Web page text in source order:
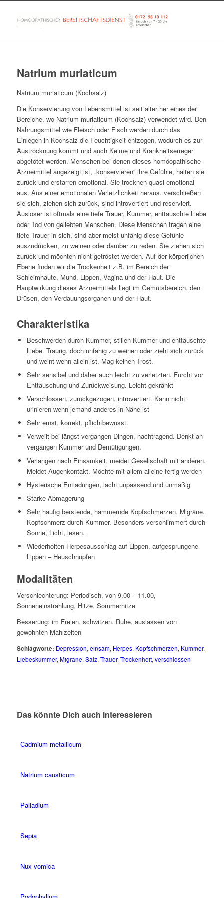
Natrium muriaticum
Natrium muriaticum (Kochsalz)
Die Konservierung von Lebensmittel ist seit alter her eines der
Bereiche, wo Natrium muriaticum (Kochsalz) verwendet wird. Den
Nahrungsmittel wie Fleisch oder Fisch werden durch das
Einlegen in Kochsalz die Feuchtigkeit entzogen, wodurch es zur
Austrocknung kommt und auch Keime und Krankheitserreger
abgetötet werden. Menschen bei denen dieses homöopathische
Arzneimittel angezeigt ist, „konservieren“ ihre Gefühle, halten sie
zurück und erstarren emotional. Sie trocknen quasi emotional
aus. Aus einer emotionalen Verletzlichkeit heraus, verschließen
sie sich, ziehen sich zurück, sind introvertiert und reserviert.
Auslöser ist oftmals eine tiefe Trauer, Kummer, enttäuschte Liebe
oder Tod von geliebten Menschen. Diese Menschen tragen eine
tiefe Trauer in sich, sind aber meist unfähig diese Gefühle
auszudrücken, zu weinen oder darüber zu reden. Sie ziehen sich
zurück und möchten nicht getröstet werden. Auf der körperlichen
Ebene finden wir die Trockenheit z.B. im Bereich der
Schleimhäute, Mund, Lippen, Vagina und der Haut. Die
Hauptwirkung dieses Arzneimittels liegt im Gemütsbereich, den
Drüsen, den Verdauungsorganen und der Haut.
Charakteristika
Beschwerden durch Kummer, stillen Kummer und enttäuschte
Liebe. Traurig, doch unfähig zu weinen oder zieht sich zurück
und weint wenn allein ist. Mag keinen Trost.
Sehr sensibel und daher auch leicht zu verletzten. Furcht vor
Enttäuschung und Zurückweisung. Leicht gekränkt
Verschlossen, zurückgezogen, introvertiert. Kann nicht
urinieren wenn jemand anderes in Nähe ist
Sehr ernst, korrekt, pflichtbewusst.
Verweilt bei längst vergangen Dingen, nachtragend. Denkt an
vergangen Kummer und Demütigungen.
Verlangen nach Einsamkeit, meidet Gesellschaft mit anderen.
Meidet Augenkontakt. Möchte mit allem alleine fertig werden
Hysterische Entladungen, lacht unpassend und unmäßig
Starke Abmagerung
Sehr häufig berstende, hämmernde Kopfschmerzen, Migräne.
Kopfschmerz durch Kummer. Besonders verschlimmert durch
Sonne, Licht, lesen.
Wiederholten Herpesausschlag auf Lippen, aufgesprungene
Lippen – Heuschnupfen
Modalitäten
Verschlechterung: Periodisch, von 9.00 – 11.00,
Sonneneinstrahlung, Hitze, Sommerhitze
Besserung: im Freien, schwitzen, Ruhe, auslassen von
gewohnten Mahlzeiten
Schlagworte: Depression, einsam, Herpes, Kopfschmerzen, Kummer,
Liebeskummer, Migräne, Salz, Trauer, Trockenheit, verschlossen
Das könnte Dich auch interessieren
Cadmium metallicum
Natrium causticum
Palladium
Sepia
Nux vomica